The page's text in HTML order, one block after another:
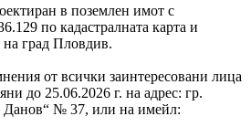
в поземлен имот с
по кадастралната карта и
на град Пловдив.
от всички заинтересовани лица
до 25.06.2026 г. на адрес: гр.
Данов“ № 37, или на имейл: